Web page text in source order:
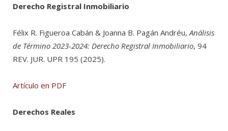
Derecho Registral Inmobiliario
Félix R. Figueroa Cabán & Joanna B. Pagán Andréu, Análisis
de Término 2023-2024: Derecho Registral Inmobiliario, 94
REV. JUR. UPR 195 (2025).
Artículo en PDF
Derechos Reales